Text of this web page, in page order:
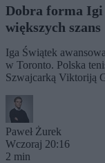
Dobra forma Igi
większych szans
Iga Świątek
w Toronto. Polska
Szwajcarką Viktoriją
Paweł Żurek
Wczoraj 20:16
2 min